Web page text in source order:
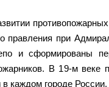
правления при
и сформированы
В 19-м веке
каждом городе России.